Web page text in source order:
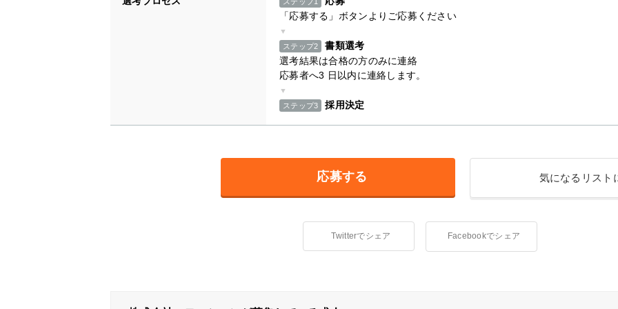
「応募する」ボタンよりご応募ください
▼
ステップ2
書類選考
選考結果は合格の方のみに連絡
応募者へ3 日以内に連絡します。
▼
ステップ3
採用決定
応募する 気になるリスト
Twitterでシェア Facebookでシェア